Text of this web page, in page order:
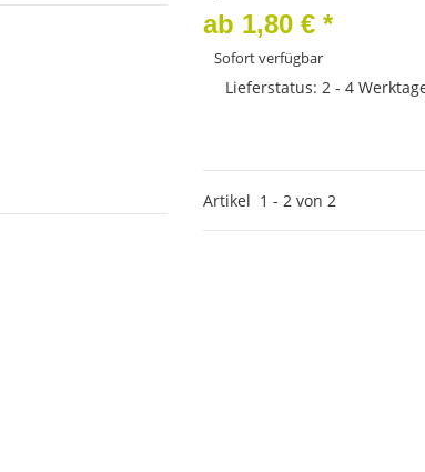
ab 1,80 € *
Sofort verfügbar
Lieferstatus: 2 - 4
Artikel 1 - 2 von 2